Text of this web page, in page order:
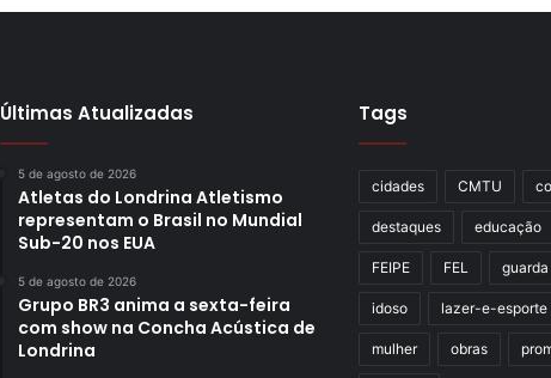
Últimas Atualizadas
5 de agosto de 2026
Atletas do Londrina Atletismo
representam o Brasil no Mundial
Sub-20 nos EUA
5 de agosto de 2026
Grupo BR3 anima a sexta-feira
com show na Concha Acústica de
Londrina
Tags
cidades CMTU
destaques educação
FEIPE FEL
idoso lazer-e-esporte
mulher obras